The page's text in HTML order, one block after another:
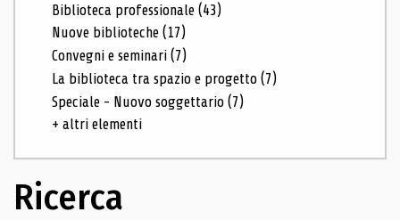
Biblioteca professionale(43)
Nuove biblioteche(17)
Convegni e seminari(7)
La biblioteca tra spazio e progetto(7)
Speciale - Nuovo soggettario(7)
+ altri elementi
Ricerca